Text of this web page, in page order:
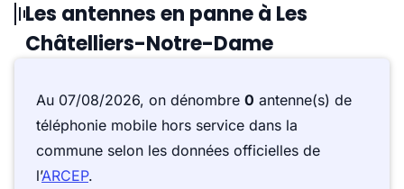
Les antennes en panne à Les
Châtelliers-Notre-Dame
Au 07/08/2026, on dénombre 0 antenne(s) de
téléphonie mobile hors service dans la
commune selon les données officielles de
l’ARCEP.